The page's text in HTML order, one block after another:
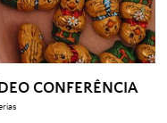
CONFERÊNCIA